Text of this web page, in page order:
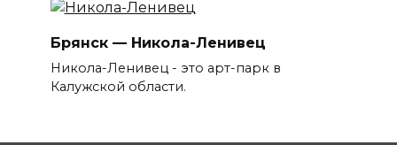
Брянск — Никола-Ленивец
Никола-Ленивец - это арт-парк в
Калужской области.